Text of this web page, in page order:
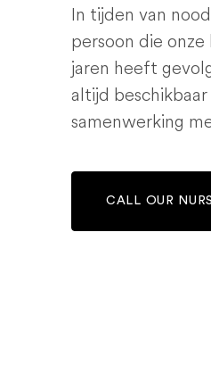
In tijden van
persoon die
jaren heeft
altijd
samenwerking
CALL OUR